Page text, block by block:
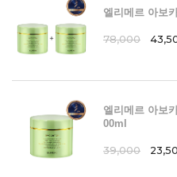
엘리메르 아보
78,000
엘리메르 아보
00ml
39,000